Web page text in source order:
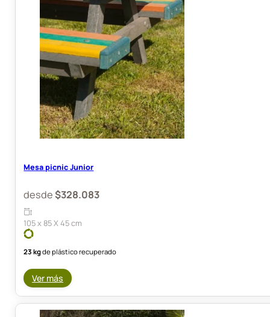
Mesa picnic Junior
desde$328.083
105 x 85 X 45 cm
23 kgde plástico recuperado
Ver más